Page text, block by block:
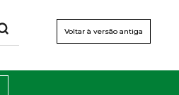
Voltar à versão antiga